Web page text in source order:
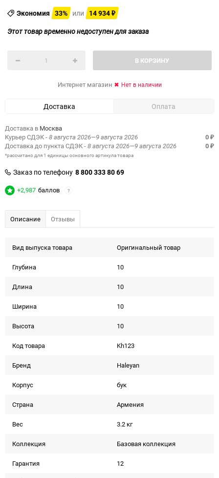
Экономия 33% или 14 934 ₽
Этот товар временно недоступен для заказа
В КОРЗИНУ
Интернет магазин Нет в наличии
Доставка Оплата
Доставка в Москва
Курьер СДЭК- 8 августа 2026—9 августа 2026 0 ₽
Доставка до пункта СДЭК- 8 августа 2026—9 августа 2026 0 ₽
*рассчитано для 1 единицы основного артикула товара
Заказ по телефону 8 800 333 80 69
+2,987 баллов ?
Описание Отзывы
Вид выпуска товара Оригинальный товар
Глубина 10
Длина 10
Ширина 10
Высота 10
Код товара Kh123
Бренд Haleyan
Корпус бук
Страна Армения
Вес 3.2 кг
Коллекция Базовая коллекция
Гарантия 12